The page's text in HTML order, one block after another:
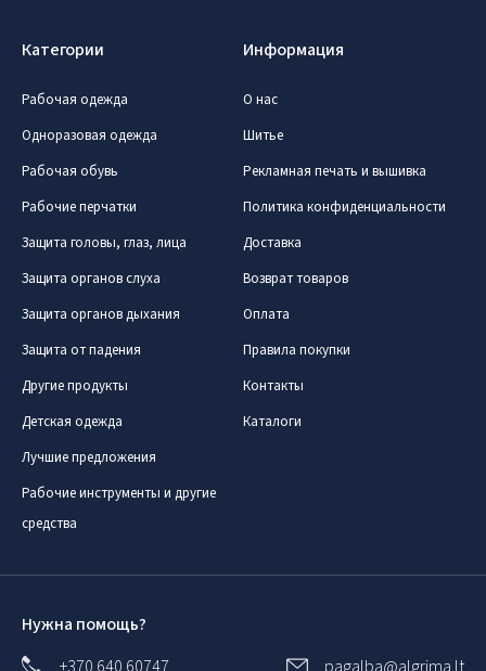
Категории
Рабочая одежда
Одноразовая одежда
Рабочая обувь
Рабочие перчатки
Защита головы, глаз, лица
Защита органов слуха
Защита органов дыхания
Защита от падения
Другие продукты
Детская одежда
Лучшие предложения
Рабочие инструменты и другие
средства
Информация
О нас
Шитье
Рекламная печать и вышивка
Политика конфиденциальности
Доставка
Возврат товаров
Оплата
Правила покупки
Контакты
Каталоги
Нужна помощь?